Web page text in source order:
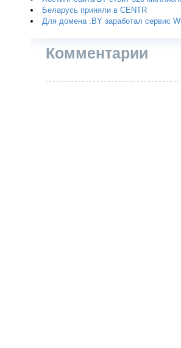
Беларусь приняли в CENTR
Для домена .BY заработал сервис
Комментарии